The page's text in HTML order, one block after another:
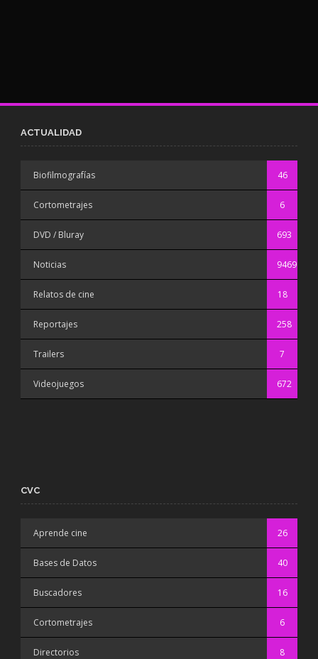
ACTUALIDAD
Biofilmografías 46
Cortometrajes 6
DVD / Bluray 693
Noticias 9469
Relatos de cine 18
Reportajes 258
Trailers 7
Videojuegos 672
CVC
Aprende cine 26
Bases de Datos 40
Buscadores 16
Cortometrajes 6
Directorios 8